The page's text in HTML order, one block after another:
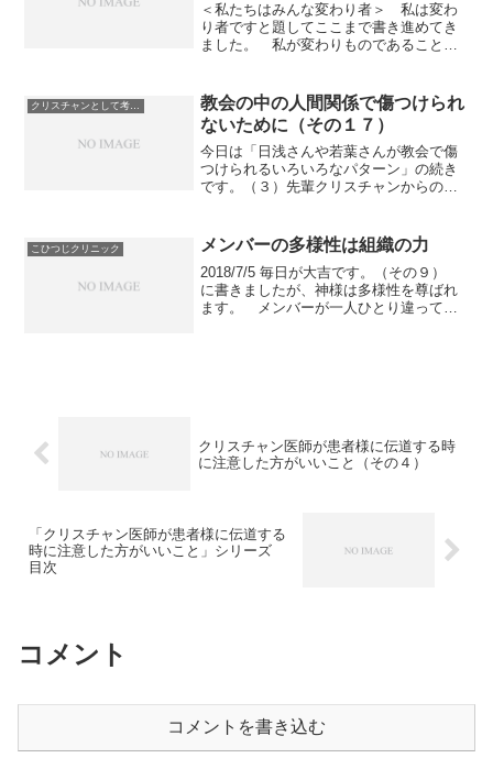
＜私たちはみんな変わり者＞ 私は変わ
り者ですと題してここまで書き進めてき
ました。 私が変わりものであることに
ちは誰でもみんな一人残らず変わり者だ
と思うのです。 なぜかと...
クリスチャンとして考えていること
教会の中の人間関係で傷つけられ
ないために（その１７）
今日は「日浅さんや若葉さんが教会で傷
つけられるいろいろなパターン」の続き
です。（３）先輩クリスチャンからのね
と思います。 教会でも、このパターン
があります。 神様は、す...
こひつじクリニック メンバーの多様性は組織の力
2018/7/5 毎日が大吉です。（その９）
に書きましたが、神様は多様性を尊ばれ
ます。 メンバーが一人ひとり違ってい
クリスチャン医師が患者様に伝道する時
に注意した方がいいこと（その４）
「クリスチャン医師が患者様に伝道する
時に注意した方がいいこと」シリーズ
目次
コメント
コメントを書き込む